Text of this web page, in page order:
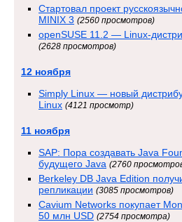
Стартовал проект
MINIX 3 (2560 просмотров)
openSUSE 11.2 — Linux-
(2628 просмотров)
12 ноября
Simply Linux — новый
Linux (4121 просмотр)
11 ноября
SAP: Пора создавать Java
будущего Java (2760
Berkeley DB Java Edition
репликации (3085 просмотров)
Cavium Networks покупает
50 млн USD (2754 просмотра)